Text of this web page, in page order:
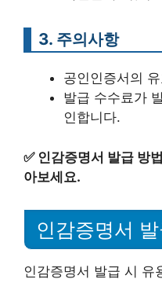
3. 주의사항
공인인증서의
발급 수수료가
인합니다.
✅ 인감증명서 발급 방
아보세요.
인감증명서
인감증명서 발급 시 유